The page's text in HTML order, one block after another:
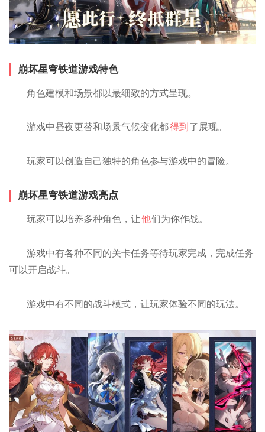
崩坏星穹铁道游戏特色
角色建模和场景都以最细致的方式呈现。
游戏中昼夜更替和场景气候变化都得到 了展现。
玩家可以创造自己独特的角色参与游戏中的冒险。
崩坏星穹铁道游戏亮点
玩家可以培养多种角色，让他们为你作战。
游戏中有各种不同的关卡任务等待玩家完成，完成任务
可以开启战斗。
游戏中有不同的战斗模式，让玩家体验不同的玩法。